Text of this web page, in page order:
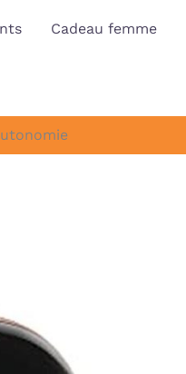
Cadeau femme